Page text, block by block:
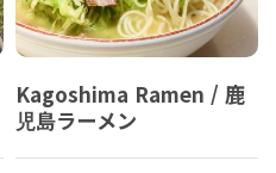
Kagoshima Ramen / 鹿
児島ラーメン